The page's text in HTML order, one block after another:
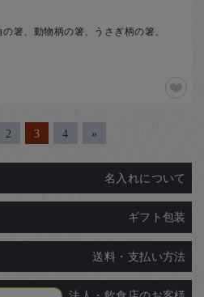
箸、動物柄の箸、うさぎ柄の箸、
2 3 4 »
名入れについて
ギフト包装
送料・支払い方法